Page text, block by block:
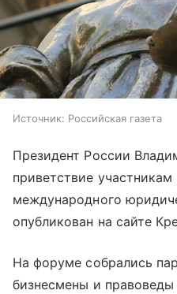
Источник: Российская газета
Президент России
приветствие
международного
опубликован на сайте
На форуме собрались
бизнесмены и